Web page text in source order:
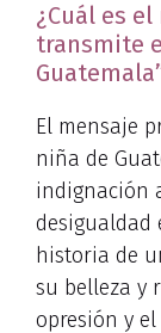
¿Cuál es
transmite
El mensaje
niña de
indignación
desigualdad
historia de
su belleza y
opresión y